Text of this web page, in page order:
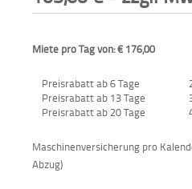
Miete pro Tag von: € 176,00
Preisrabatt ab 6 Tage
Preisrabatt ab 13 Tage
Preisrabatt ab 20 Tage
Maschinenversicherung pro
Abzug)